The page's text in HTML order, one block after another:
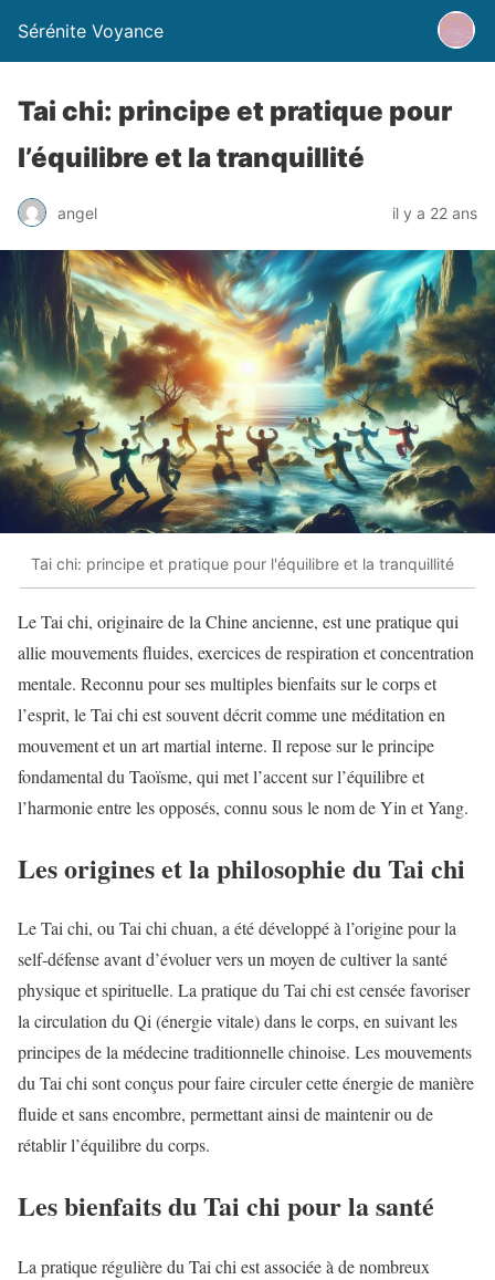
Sérénite Voyance
Tai chi: principe et pratique pour
l’équilibre et la tranquillité
angel il y a 22 ans
Tai chi: principe et pratique pour l'équilibre et la tranquillité
Le Tai chi, originaire de la Chine ancienne, est une pratique qui
allie mouvements fluides, exercices de respiration et concentration
mentale. Reconnu pour ses multiples bienfaits sur le corps et
l’esprit, le Tai chi est souvent décrit comme une méditation en
mouvement et un art martial interne. Il repose sur le principe
fondamental du Taoïsme, qui met l’accent sur l’équilibre et
l’harmonie entre les opposés, connu sous le nom de Yin et Yang.
Les origines et la philosophie du Tai chi
Le Tai chi, ou Tai chi chuan, a été développé à l’origine pour la
self-défense avant d’évoluer vers un moyen de cultiver la santé
physique et spirituelle. La pratique du Tai chi est censée favoriser
la circulation du Qi (énergie vitale) dans le corps, en suivant les
principes de la médecine traditionnelle chinoise. Les mouvements
du Tai chi sont conçus pour faire circuler cette énergie de manière
fluide et sans encombre, permettant ainsi de maintenir ou de
rétablir l’équilibre du corps.
Les bienfaits du Tai chi pour la santé
La pratique régulière du Tai chi est associée à de nombreux